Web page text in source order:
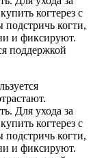
когтерез с
когти,
и фиксируют.
поддержкой
Для ухода за
когтерез с
когти,
и фиксируют.